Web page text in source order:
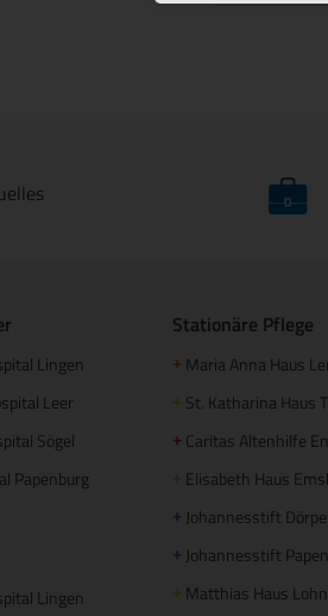
Lingen
Leer
Sögel
Papenburg
Lingen
Stationäre Pflege
+ Maria Anna Haus
+ St. Katharina Haus
+ Caritas Altenhilfe
Elisabeth Haus
+ Johannesstift
+ Johannesstift
+ Matthias Haus